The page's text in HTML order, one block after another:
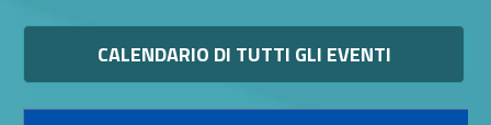
Link identifier #identifier__175642-11
CALENDARIO DI TUTTI GLI EVENTI